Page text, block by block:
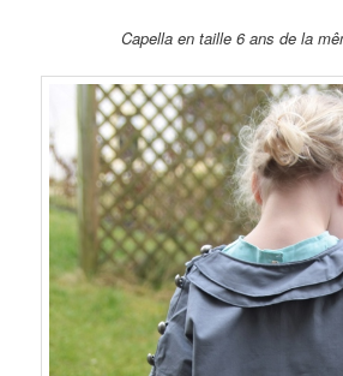
Capella en taille 6 ans de la